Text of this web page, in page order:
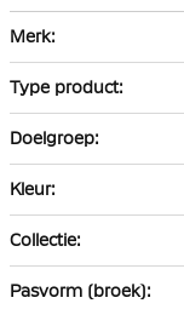
informatie